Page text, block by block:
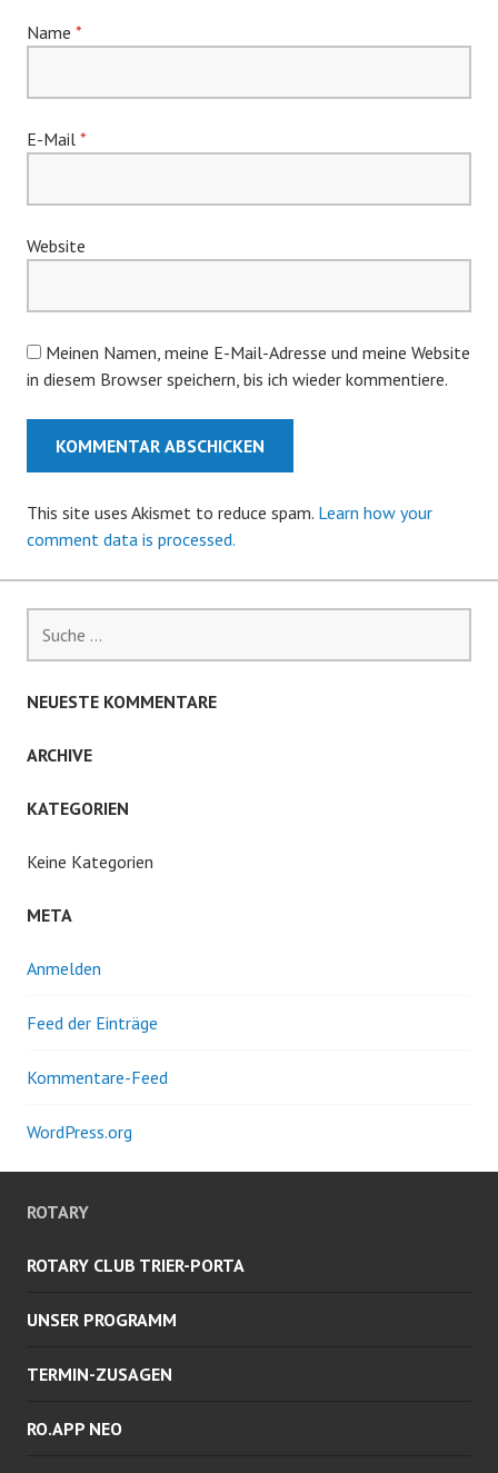
Name *
E-Mail *
Website
Meinen Namen, meine E-Mail-Adresse und meine Website
in diesem Browser speichern, bis ich wieder kommentiere.
This site uses Akismet to reduce spam. Learn how your
comment data is processed.
nach:
NEUESTE KOMMENTARE
ARCHIVE
KATEGORIEN
Keine Kategorien
META
Anmelden
Feed der Einträge
Kommentare-Feed
WordPress.org
ROTARY
ROTARY CLUB TRIER-PORTA
UNSER PROGRAMM
TERMIN-ZUSAGEN
RO.APP NEO